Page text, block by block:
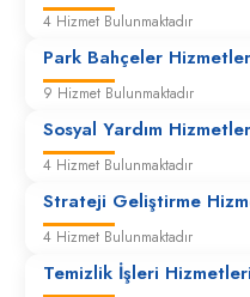
4 Hizmet Bulunmaktadır
Park Bahçeler
9 Hizmet Bulunmaktadır
Sosyal Yardım
4 Hizmet Bulunmaktadır
Strateji Geliştirme
4 Hizmet Bulunmaktadır
Temizlik İşleri Hizmetleri